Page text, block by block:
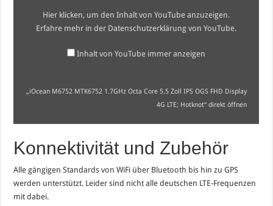
Hier klicken, um den Inhalt von YouTube anzuzeigen.
Erfahre mehr in der Datenschutzerklärung von YouTube.
Inhalt von YouTube immer anzeigen
„iOcean M6752 MTK6752 1.7GHz Octa Core 5.5 Zoll IPS OGS FHD Display
4G LTE; Hotknot“ direkt öffnen
Konnektivität und Zubehör
Alle gängigen Standards von WiFi über Bluetooth bis hin zu GPS
werden unterstützt. Leider sind nicht alle deutschen LTE-Frequenzen
mit dabei.